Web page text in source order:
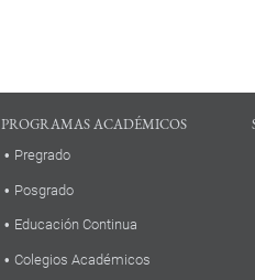
PROGRAMAS ACADÉMICOS
Pregrado
Posgrado
Educación Continua
Colegios Académicos